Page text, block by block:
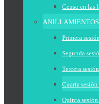
Censo en las
Primera
Segunda
Tercera
Cuarta
Quinta